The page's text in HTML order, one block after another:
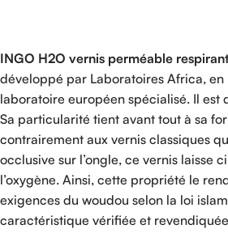
INGO H2O vernis perméable respirant
développé par Laboratoires Africa,
laboratoire européen spécialisé. Il est
Sa particularité tient avant tout à sa
contrairement aux vernis classiques
occlusive sur l’ongle, ce vernis laisse
l’oxygène. Ainsi, cette propriété le
exigences du woudou selon la loi
caractéristique vérifiée et